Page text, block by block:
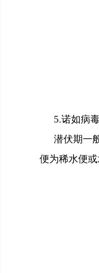
5.诺如病
潜伏期一
便为稀水便